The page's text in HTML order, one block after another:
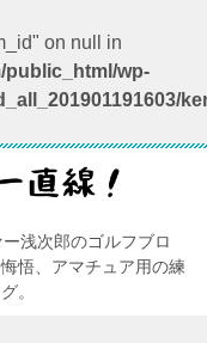
on null in
public_html/wp-
浅次郎のゴルフブロ
悟、アマチュア用の練
。